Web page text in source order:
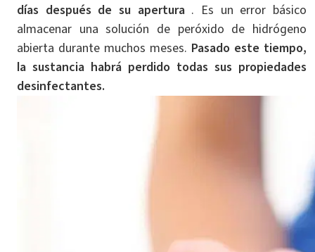
días después de su apertura. Es un error básico
almacenar una solución de peróxido de hidrógeno
abierta durante muchos meses. Pasado este tiempo,
la sustancia habrá perdido todas sus propiedades
desinfectantes.